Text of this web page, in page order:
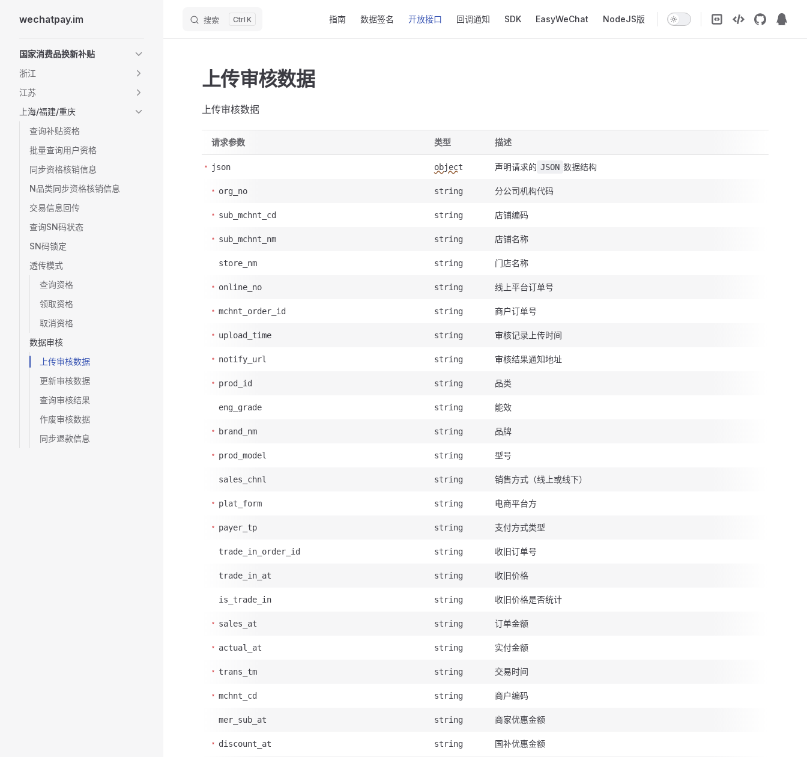
Skip to content
wechatpay.im 搜索 K 指南 数据签名 开放接口 回调通知 SDK EasyWeChat NodeJS版
国家消费品换新补贴
浙江
江苏
上海/福建/重庆
查询补贴资格
批量查询用户资格
同步资格核销信息
N品类同步资格核销信息
交易信息回传
查询SN码状态
SN码锁定
透传模式
查询资格
领取资格
取消资格
数据审核
上传审核数据
更新审核数据
查询审核结果
作废审核数据
同步退款信息
上传审核数据
上传审核数据
请求参数 类型 描述
json object 声明请求的 JSON 数据结构
org_no string 分公司机构代码
sub_mchnt_cd string 店铺编码
sub_mchnt_nm string 店铺名称
store_nm string 门店名称
online_no string 线上平台订单号
mchnt_order_id string 商户订单号
upload_time string 审核记录上传时间
notify_url string 审核结果通知地址
prod_id string 品类
eng_grade string 能效
brand_nm string 品牌
prod_model string 型号
sales_chnl string 销售方式（线上或线下）
plat_form string 电商平台方
payer_tp string 支付方式类型
trade_in_order_id string 收旧订单号
trade_in_at string 收旧价格
is_trade_in string 收旧价格是否统计
sales_at string 订单金额
actual_at string 实付金额
trans_tm string 交易时间
mchnt_cd string 商户编码
mer_sub_at string 商家优惠金额
discount_at string 国补优惠金额